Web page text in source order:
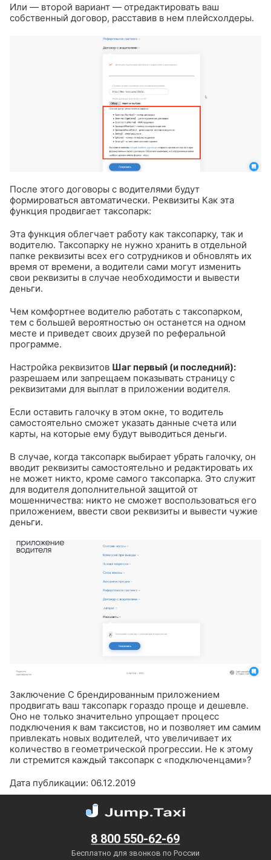
Или — второй вариант — отредактировать ваш
собственный договор, расставив в нем плейсхолдеры.
После этого договоры с водителями будут
формироваться автоматически. Реквизиты Как эта
функция продвигает таксопарк:
Эта функция облегчает работу как таксопарку, так и
водителю. Таксопарку не нужно хранить в отдельной
папке реквизиты всех его сотрудников и обновлять их
время от времени, а водители сами могут изменить
свои реквизиты в случае необходимости и вывести
деньги.
Чем комфортнее водителю работать с таксопарком,
тем с большей вероятностью он останется на одном
месте и приведет своих друзей по реферальной
программе.
Настройка реквизитов Шаг первый (и последний):
разрешаем или запрещаем показывать страницу с
реквизитами для выплат в приложении водителя.
Если оставить галочку в этом окне, то водитель
самостоятельно сможет указать данные счета или
карты, на которые ему будут выводиться деньги.
В случае, когда таксопарк выбирает убрать галочку, он
вводит реквизиты самостоятельно и редактировать их
не может никто, кроме самого таксопарка. Это служит
для водителя дополнительной защитой от
мошенничества: никто не сможет воспользоваться его
приложением, ввести свои реквизиты и вывести чужие
деньги.
Заключение С брендированным приложением
продвигать ваш таксопарк гораздо проще и дешевле.
Оно не только значительно упрощает процесс
подключения к вам таксистов, но и позволяет им самим
привлекать новых водителей, что увеличивает их
количество в геометрической прогрессии. Не к этому
ли стремится каждый таксопарк с «подключенцами»?
Дата публикации: 06.12.2019
8 800 550-62-69
Бесплатно для звонков по России